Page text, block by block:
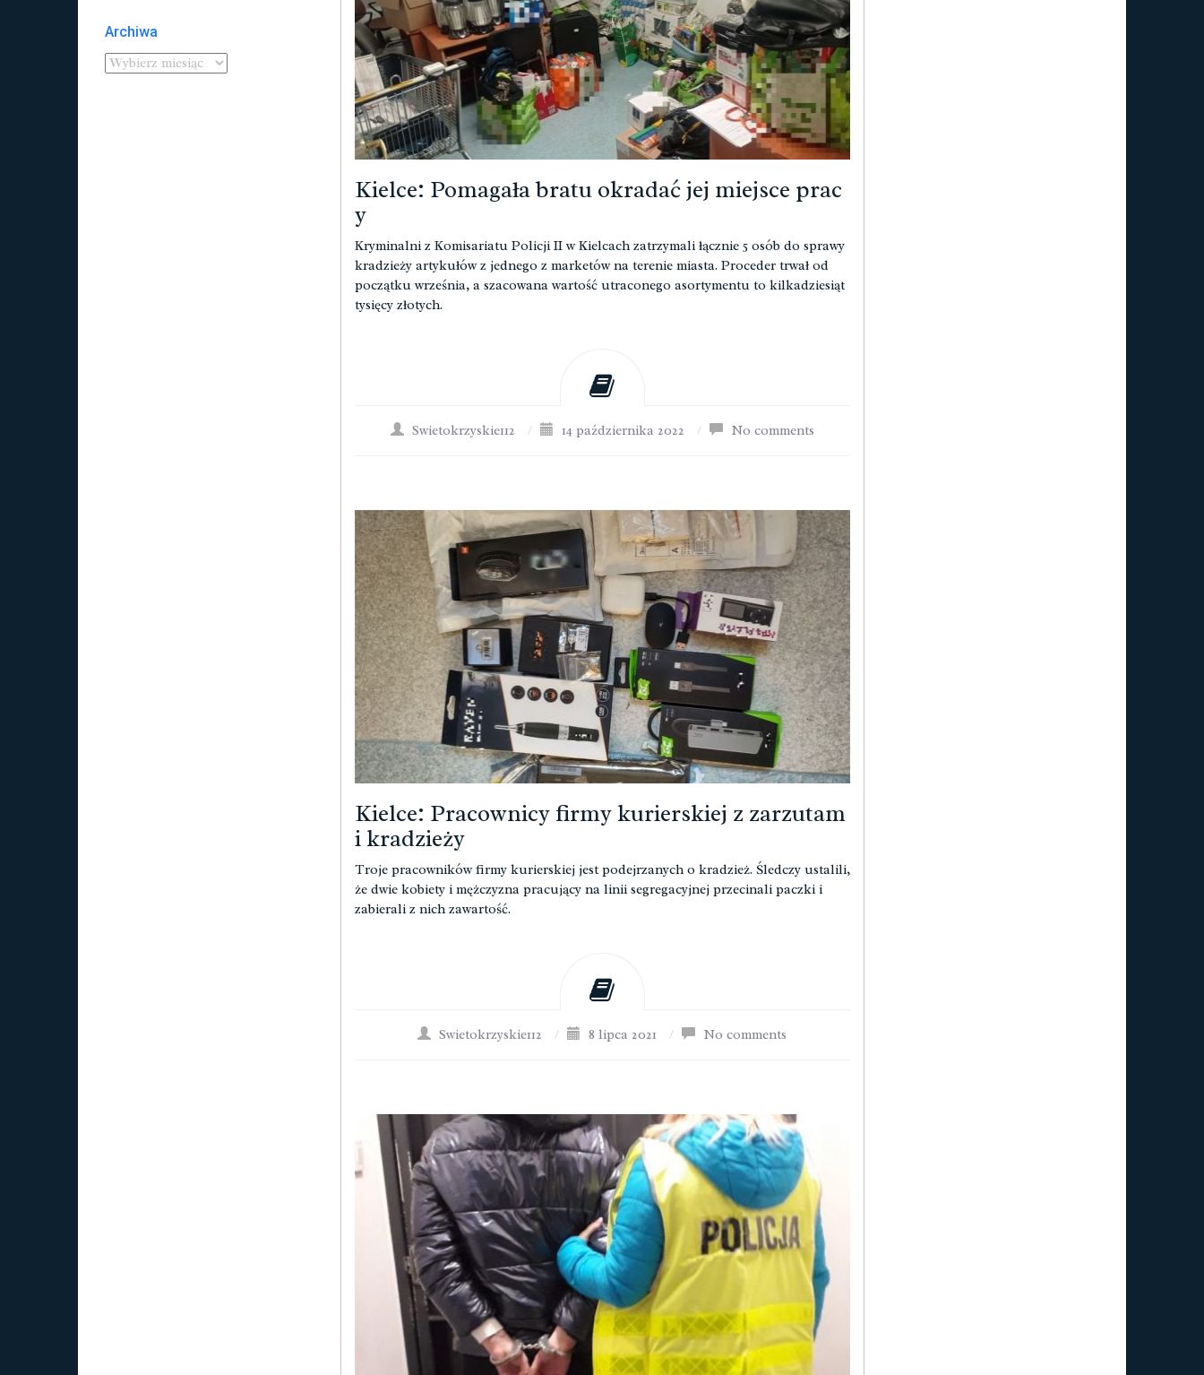
Kielce: Pomagała bratu okradać jej miejsce prac
y
Kryminalni z Komisariatu Policji II w Kielcach zatrzymali łącznie 5 osób do sprawy
kradzieży artykułów z jednego z marketów na terenie miasta. Proceder trwał od
początku września, a szacowana wartość utraconego asortymentu to kilkadziesiąt
tysięcy złotych.
Swietokrzyskie112 / 14 października 2022 / No comments
Kielce: Pracownicy firmy kurierskiej z zarzutam
i kradzieży
Troje pracowników firmy kurierskiej jest podejrzanych o kradzież. Śledczy ustalili,
że dwie kobiety i mężczyzna pracujący na linii segregacyjnej przecinali paczki i
zabierali z nich zawartość.
Swietokrzyskie112 / 8 lipca 2021 / No comments
Archiwa